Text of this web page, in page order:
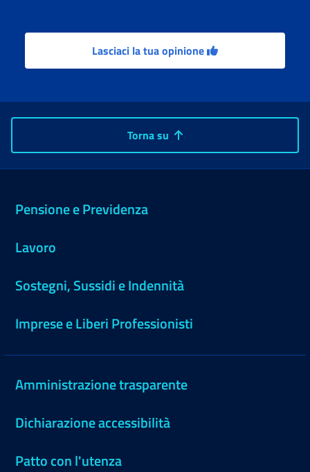
Lasciaci la tua opinione
Torna su
Pensione e Previdenza
Lavoro
Sostegni, Sussidi e Indennità
Imprese e Liberi Professionisti
Amministrazione trasparente
Dichiarazione accessibilità
Patto con l'utenza